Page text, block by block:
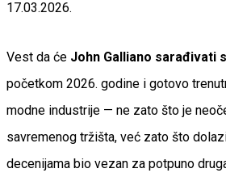
17.03.2026.
Vest da će John Galliano sarađivati
početkom 2026. godine i gotovo
modne industrije — ne zato što je
savremenog tržišta, već zato što
decenijama bio vezan za potpuno